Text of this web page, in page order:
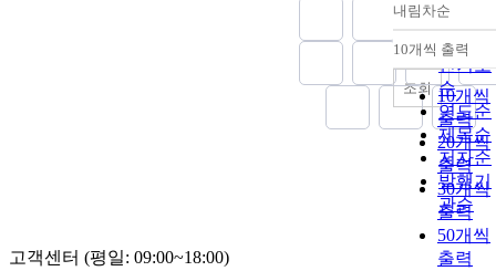
정확도
순
인기도
순
연도순
제목순
저자순
발행기
관순
내림차순
내림차
10개씩 출력
10개씩
출력
20개씩
출력
30개씩
출력
50개씩
출력
조회
고객센터 (평일: 09:00~18:00)